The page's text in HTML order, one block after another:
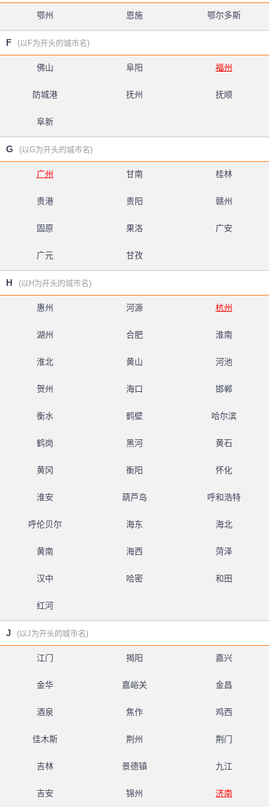
鄂州 恩施 鄂尔多斯
F (以F为开头的城市名)
佛山 阜阳 福州
防城港 抚州 抚顺
阜新
G (以G为开头的城市名)
广州 甘南 桂林
贵港 贵阳 赣州
固原 果洛 广安
广元 甘孜
H (以H为开头的城市名)
惠州 河源 杭州
湖州 合肥 淮南
淮北 黄山 河池
贺州 海口 邯郸
衡水 鹤壁 哈尔滨
鹤岗 黑河 黄石
黄冈 衡阳 怀化
淮安 葫芦岛 呼和浩特
呼伦贝尔 海东 海北
黄南 海西 菏泽
汉中 哈密 和田
红河
J (以J为开头的城市名)
江门 揭阳 嘉兴
金华 嘉峪关 金昌
酒泉 焦作 鸡西
佳木斯 荆州 荆门
吉林 景德镇 九江
吉安 锦州 济南